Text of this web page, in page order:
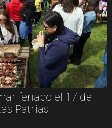
feriado el 17 de
Patrias